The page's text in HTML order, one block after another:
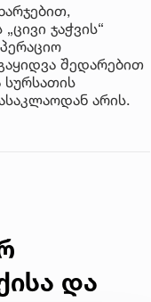
ჯაჭვის“
შედარებით
არის.
და